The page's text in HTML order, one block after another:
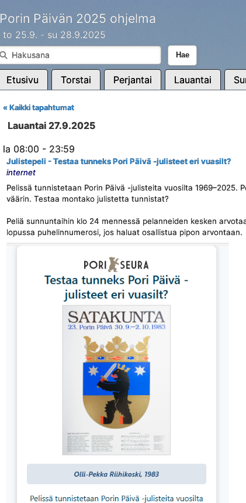
Porin Päivän 2025 ohjelma
to 25.9. - su 28.9.2025
Hae
Etusivu Torstai Perjantai Lauantai
« Kaikki tapahtumat
Lauantai 27.9.2025
la 08:00 - 23:59
Julistepeli - Testaa tunneks Pori Päivä -julisteet eri vuasilt?
internet
Pelissä tunnistetaan Porin Päivä -julisteita vuosilta 1969–2025.
väärin. Testaa montako julistetta tunnistat?
Peliä sunnuntaihin klo 24 mennessä pelanneiden kesken
lopussa puhelinnumerosi, jos haluat osallistua pipon arvontaan.